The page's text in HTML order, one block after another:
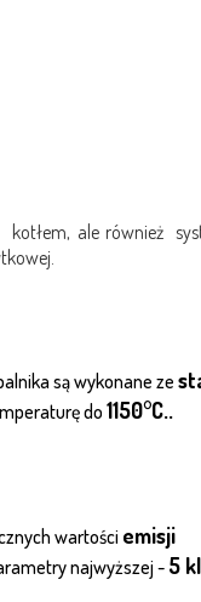
ale również
są wykonane ze
do1150°C..
wartości emisji
najwyższej -5